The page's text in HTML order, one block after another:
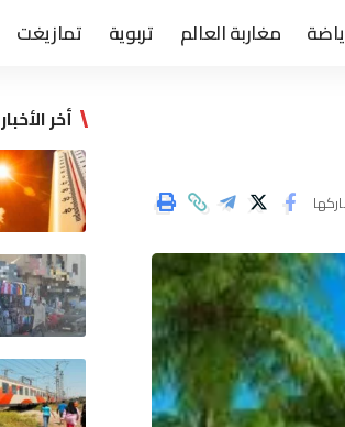
مغاربة العالم تربوية تمازيغت
أخر الأخبار